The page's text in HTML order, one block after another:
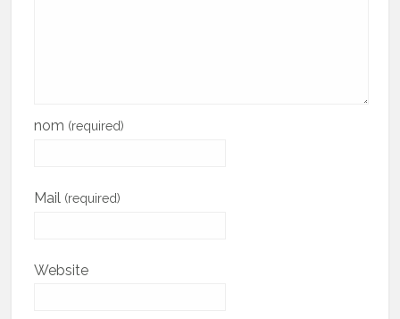
nom (required)
Mail (required)
Website